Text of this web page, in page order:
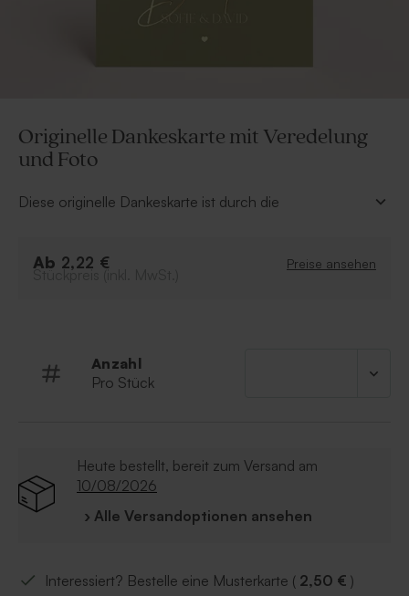
Originelle Dankeskarte mit Veredelung
und Foto
Diese originelle Dankeskarte ist durch die
mit euren Gästen festzuhalten – und zwar mit dem
• Wählt eure Lieblings-Folienfarbe aus
Ab 2,22 € Preise ansehen
Anzahl
Pro Stück
Heute bestellt, bereit zum Versand am
10/08/2026
› Alle Versandoptionen ansehen
Interessiert? Bestelle eine Musterkarte ( 2,50 € )